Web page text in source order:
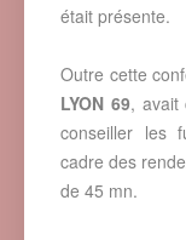
était présente.
Outre cette
LYON 69, avait
conseiller les
cadre des
de 45 mn.